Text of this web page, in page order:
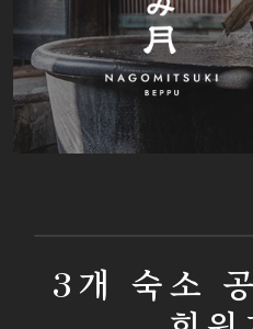
3개 숙소